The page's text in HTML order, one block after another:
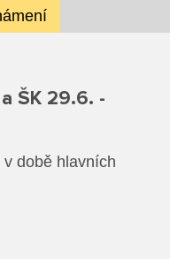
ŠK 29.6. -
době hlavních